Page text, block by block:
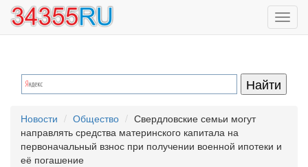
Перейти
основному
Новости Общество
Свердловские семьи могут
направлять средства материнского капитала на
первоначальный взнос при получении военной ипотеки и
её погашение